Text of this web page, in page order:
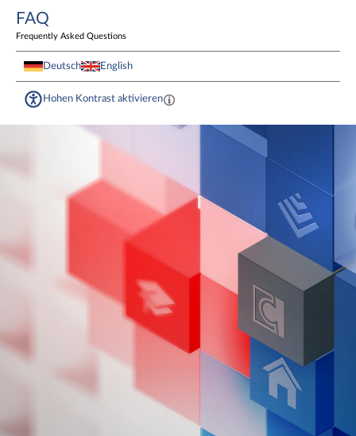
FAQ
Frequently Asked Questions
Deutsch English
Hohen Kontrast aktivieren